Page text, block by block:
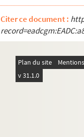
434. Lettre de J.-B.
Ms Chiflet 98. Lettres
Ms Chiflet 99.
Ms Chiflet 100.
Ms Chiflet 101.
Ms Chiflet 102. Lettres
Citer ce document :
Plan du site
v 31.1.0